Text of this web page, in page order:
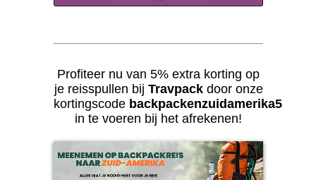
Profiteer nu van 5% extra korting op
je reisspullen bij Travpackdoor onze
kortingscode backpackenzuidamerika5
in te voeren bij het afrekenen!